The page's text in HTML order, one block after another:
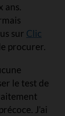
ans.
sur Clic
procurer.
le test de
J’ai